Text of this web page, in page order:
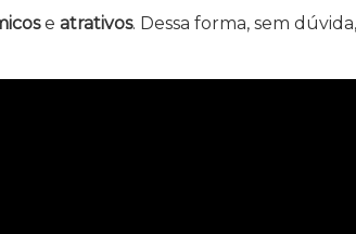
e atrativos. Dessa forma, sem